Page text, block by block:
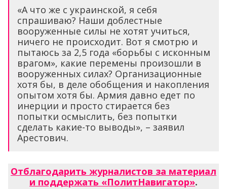
«А что же с украинской, я себя
спрашиваю? Наши доблестные
вооруженные силы не хотят учиться,
ничего не происходит. Вот я смотрю и
пытаюсь за 2,5 года «борьбы с исконным
врагом», какие перемены произошли в
вооруженных силах? Организационные
хотя бы, в деле обобщения и накопления
опытом хотя бы. Армия давно едет по
инерции и просто стирается без
попытки осмыслить, без попытки
сделать какие-то выводы», – заявил
Арестович.
Отблагодарить журналистов за материал
и поддержать «ПолитНавигатор».